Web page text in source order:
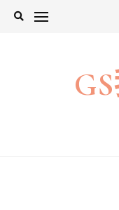
Skip